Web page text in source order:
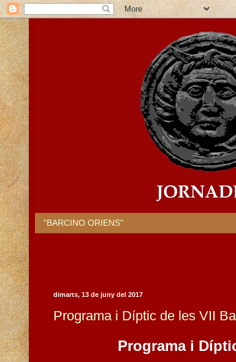
"BARCINO ORIENS"
dimarts, 13 de juny del 2017
Programa i Díptic de les VII
Programa i